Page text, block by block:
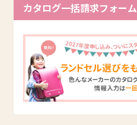
カタログ一括請求フォーム